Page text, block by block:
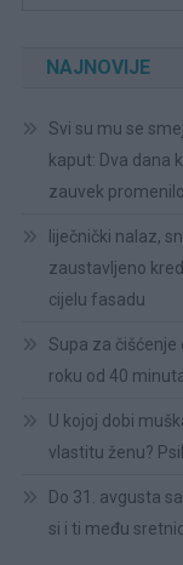
NAJNOVIJE
Svi su mu se
kaput: Dva dana
zauvek
liječnički nalaz,
zaustavljeno
cijelu fasadu
Supa za čišćenje
roku od 40
U kojoj dobi
vlastitu ženu?
Do 31. avgusta
si i ti među